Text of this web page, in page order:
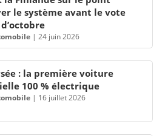
le système avant le vote
| 24 juin 2026
: la première voiture
100 % électrique
| 16 juillet 2026